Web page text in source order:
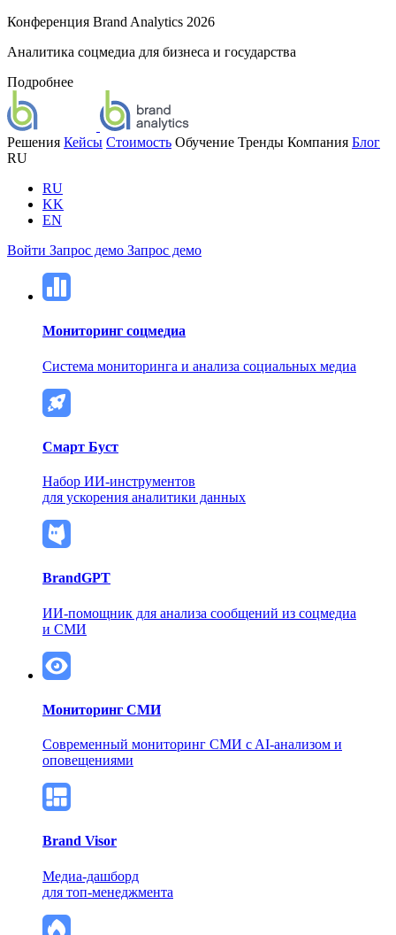
Конференция Brand Analytics 2026
Аналитика соцмедиа для бизнеса и государства
Подробнее
Решения Кейсы Стоимость Обучение Тренды Компания Блог
RU
RU
KK
EN
Войти Запрос демо Запрос демо
Мониторинг соцмедиа
Система мониторинга и анализа социальных медиа
Смарт Буст
Набор ИИ-инструментов
для ускорения аналитики данных
BrandGPT
ИИ-помощник для анализа сообщений из соцмедиа
и СМИ
Мониторинг СМИ
Современный мониторинг СМИ c AI-анализом и
оповещениями
Brand Visor
Медиа-дашборд
для топ-менеджмента